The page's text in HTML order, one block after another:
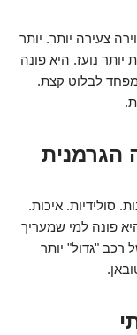
צעירה יותר. יותר
נועז. היא פונה
לבלוט קצת.
הגרמנית
סולידיות. איכות.
פונה למי שמעריך
רכב "גדול" יותר